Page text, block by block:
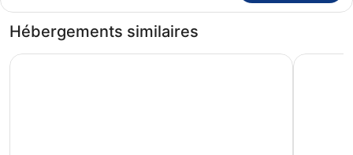
le
de
Suite-
Hébergements similaires
Pk 25 HOTEL